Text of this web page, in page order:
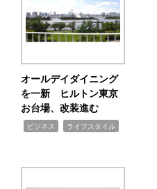
オールデイダイニング
を一新 ヒルトン東京
お台場、改装進む
ビジネス ライフスタイル